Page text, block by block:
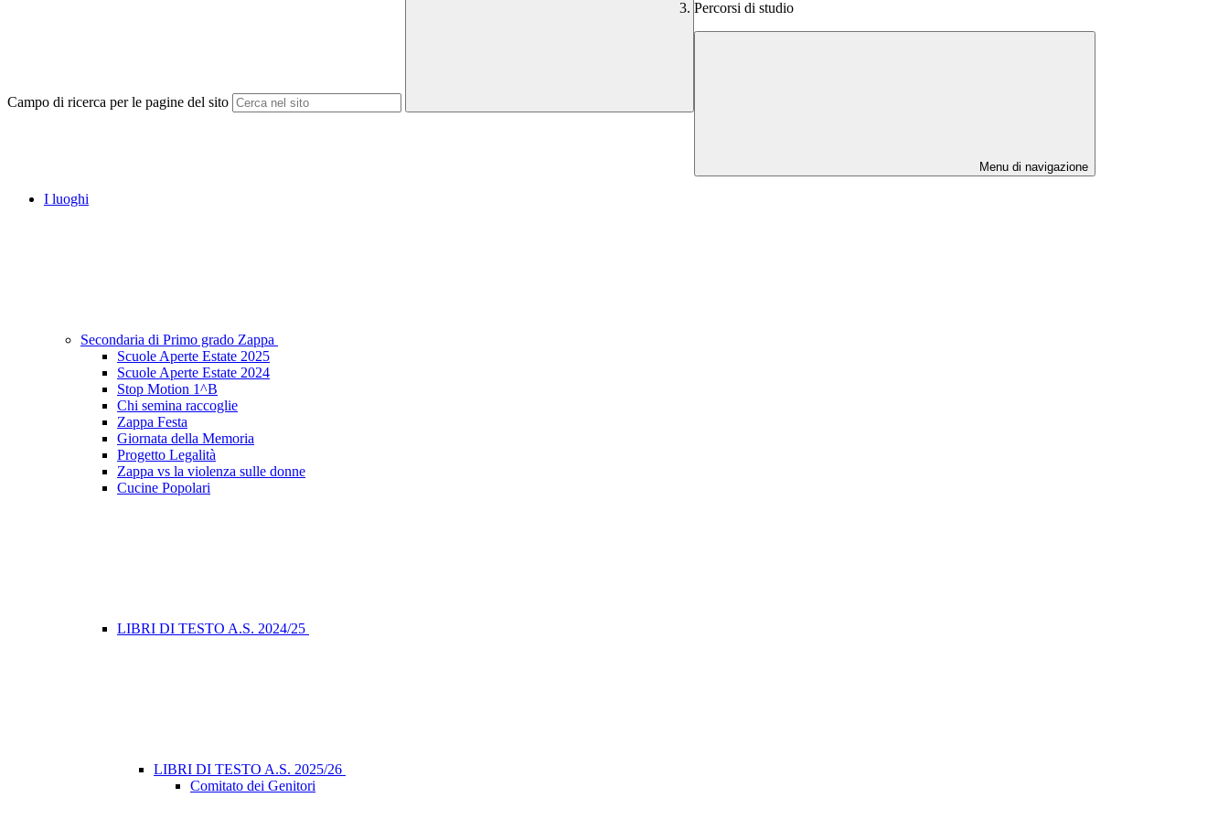
Campo di ricerca per le pagine del sito
Percorsi di studio
Menu di navigazione
I luoghi
Secondaria di Primo grado Zappa
Scuole Aperte Estate 2025
Scuole Aperte Estate 2024
Stop Motion 1^B
Chi semina raccoglie
Zappa Festa
Giornata della Memoria
Progetto Legalità
Zappa vs la violenza sulle donne
Cucine Popolari
LIBRI DI TESTO A.S. 2024/25
LIBRI DI TESTO A.S. 2025/26
Comitato dei Genitori